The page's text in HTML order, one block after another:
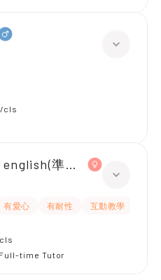
cls
準備KET 考試)
有愛心 有耐性 互動教學
time Tutor